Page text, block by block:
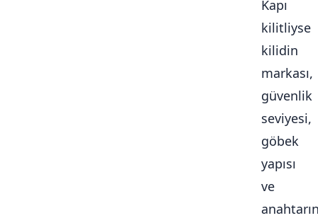
Kapı
kilitliyse
kilidin
markası,
güvenlik
seviyesi,
göbek
yapısı
ve